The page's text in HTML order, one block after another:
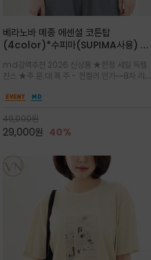
베라노바 메종 에센셜 코튼탑
(4color)*수피마(SUPIMA사용) 레
는 레터링 티셔츠
md강력추천 2026 신상품 ★한정 세일 득템
찬스 ★주.문.대.폭.주 - 전컬러 인기~~8차 리오
픽이나 컬러 조합을 통해 'Essential'한 무드를
좋은 컬러웨이와 디자인입니다^^
49,000원
29,000원 40%